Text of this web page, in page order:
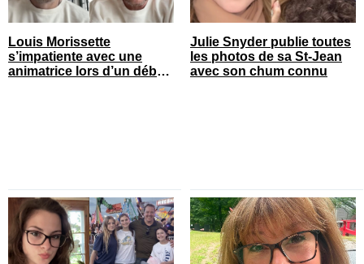
Louis Morissette
s’impatiente avec une
animatrice lors d’un débat
Julie Snyder publie toutes
les photos de sa St-Jean
avec son chum connu